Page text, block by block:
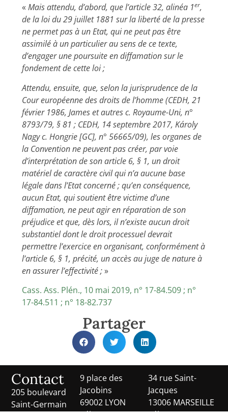
« Mais attendu, d’abord, que l’article 32, alinéa 1er,
de la loi du 29 juillet 1881 sur la liberté de la presse
ne permet pas à un Etat, qui ne peut pas être
assimilé à un particulier au sens de ce texte,
d’engager une poursuite en diffamation sur le
fondement de cette loi ;
Attendu, ensuite, que, selon la jurisprudence de la
Cour européenne des droits de l’homme (CEDH, 21
février 1986, James et autres c. Royaume-Uni, n°
8793/79, § 81 ; CEDH, 14 septembre 2017, Károly
Nagy c. Hongrie [GC], n° 56665/09), les organes de
la Convention ne peuvent pas créer, par voie
d’interprétation de son article 6, § 1, un droit
matériel de caractère civil qui n’a aucune base
légale dans l’Etat concerné ; qu’en conséquence,
aucun Etat, qui soutient être victime d’une
diffamation, ne peut agir en réparation de son
préjudice et que, dès lors, il n’existe aucun droit
substantiel dont le droit processuel devrait
permettre l’exercice en organisant, conformément à
l’article 6, § 1, précité, un accès au juge de nature à
en assurer l’effectivité ;»
Cass. Ass. Plén., 10 mai 2019, n° 17-84.509 ; n°
17-84.511 ; n° 18-82.737
Partager
Contact
205 boulevard
Saint-Germain
9 place des
Jacobins
69002 LYON
34 rue Saint-
Jacques
13006 MARSEILLE